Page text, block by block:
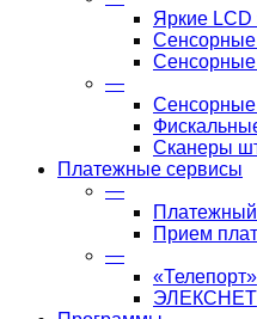
Яркие LCD
Сенсорные
—
Сенсорные
Сканеры
Платежные сервисы
—
Платежный
Прием
—
«Телепорт»
ЭЛЕКСНЕТ